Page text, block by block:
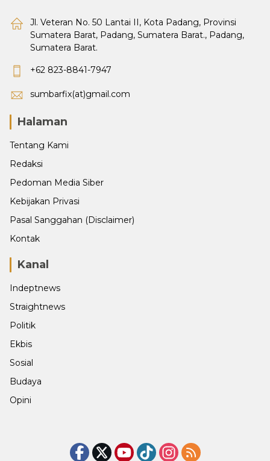
Jl. Veteran No. 50 Lantai II, Kota Padang, Provinsi
Sumatera Barat, Padang, Sumatera Barat., Padang,
Sumatera Barat.
+62 823-8841-7947
sumbarfix(at)gmail.com
Halaman
Tentang Kami
Redaksi
Pedoman Media Siber
Kebijakan Privasi
Pasal Sanggahan (Disclaimer)
Kontak
Kanal
Indeptnews
Straightnews
Politik
Ekbis
Sosial
Budaya
Opini